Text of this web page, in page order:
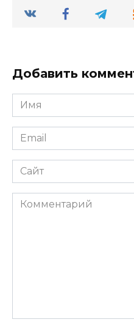
Добавить
Имя
*
Email
*
Сайт
Комментарий